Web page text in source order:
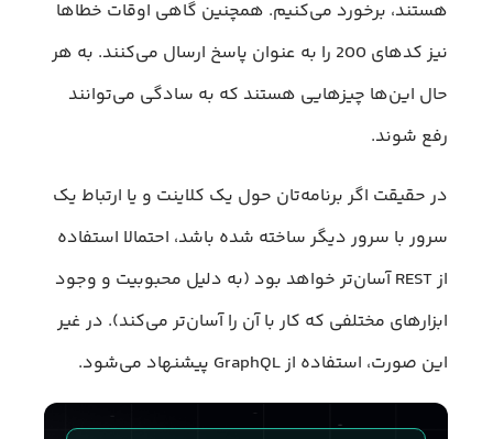
هستند، برخورد می‌کنیم. همچنین گاهی اوقات خطا‌ها
نیز کد‌های 200 را به عنوان پاسخ ارسال می‌کنند. به هر
حال این‌ها چیز‌هایی هستند که به سادگی می‌توانند
رفع شوند.
در حقیقت اگر برنامه‌تان حول یک کلاینت و یا ارتباط یک
سرور با سرور دیگر ساخته شده باشد، احتمالا استفاده
از REST آسان‌تر خواهد بود (به دلیل محبوبیت و وجود
ابزار‌های مختلفی که کار با آن را آسان‌تر می‌کند). در غیر
این صورت، استفاده از GraphQL پیشنهاد می‌شود.